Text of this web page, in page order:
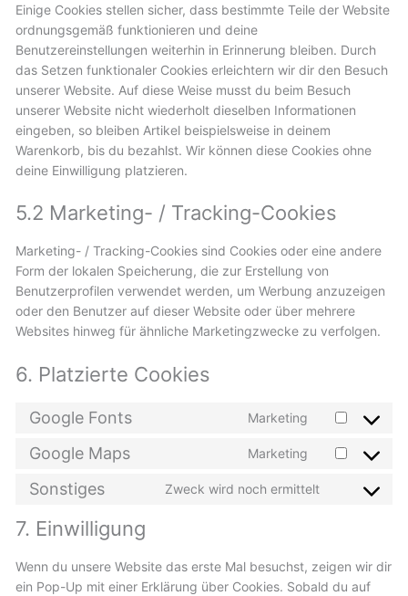
Einige Cookies stellen sicher, dass bestimmte Teile der Website
ordnungsgemäß funktionieren und deine
Benutzereinstellungen weiterhin in Erinnerung bleiben. Durch
das Setzen funktionaler Cookies erleichtern wir dir den Besuch
unserer Website. Auf diese Weise musst du beim Besuch
unserer Website nicht wiederholt dieselben Informationen
eingeben, so bleiben Artikel beispielsweise in deinem
Warenkorb, bis du bezahlst. Wir können diese Cookies ohne
deine Einwilligung platzieren.
5.2 Marketing- / Tracking-Cookies
Marketing- / Tracking-Cookies sind Cookies oder eine andere
Form der lokalen Speicherung, die zur Erstellung von
Benutzerprofilen verwendet werden, um Werbung anzuzeigen
oder den Benutzer auf dieser Website oder über mehrere
Websites hinweg für ähnliche Marketingzwecke zu verfolgen.
6. Platzierte Cookies
Google Fonts Marketing
Google Maps Marketing
Sonstiges Zweck wird noch ermittelt
7. Einwilligung
Wenn du unsere Website das erste Mal besuchst, zeigen wir dir
ein Pop-Up mit einer Erklärung über Cookies. Sobald du auf